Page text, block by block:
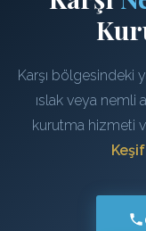
Karşı bölgesindeki
ıslak veya nemli
kurutma hizmeti
Keşif